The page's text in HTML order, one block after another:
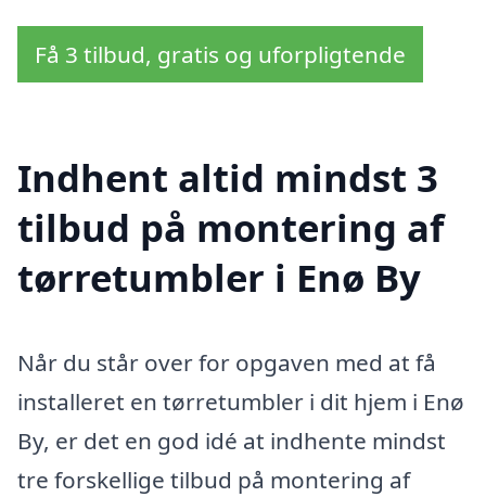
Få 3 tilbud, gratis og uforpligtende
Indhent altid mindst 3
tilbud på montering af
tørretumbler i Enø By
Når du står over for opgaven med at få
installeret en tørretumbler i dit hjem i Enø
By, er det en god idé at indhente mindst
tre forskellige tilbud på montering af